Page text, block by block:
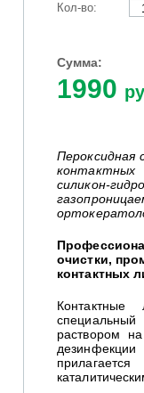
Кол-во:
Сумма:
1990
Пероксидная
контактных
очистки,
контактных
раствором